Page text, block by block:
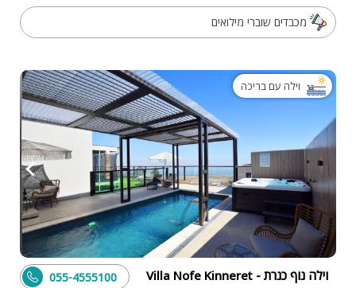
מכבדים שוברי מילואים
וילה עם בריכה
וילה נוף כנרת - Villa Nofe Kinneret 055-4555100